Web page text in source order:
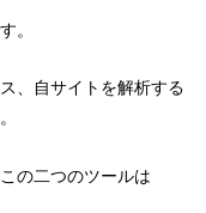
。
、自サイトを解析する
の二つのツールは